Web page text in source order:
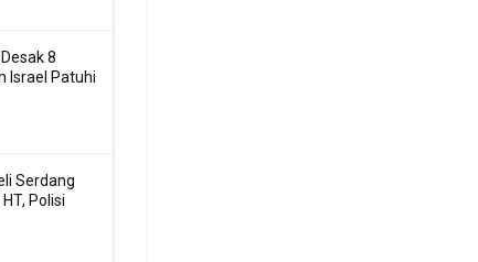
8
Israel Patuhi
Serdang
Polisi